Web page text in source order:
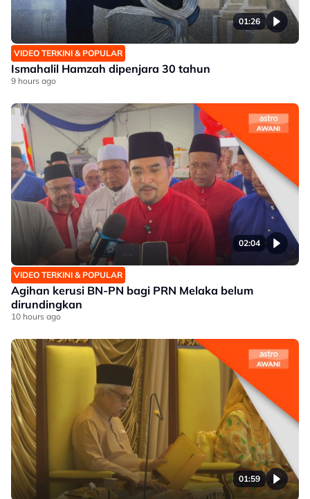
01:26
VIDEO TERKINI & POPULAR
Ismahalil Hamzah dipenjara 30 tahun
9 hours ago
02:04
VIDEO TERKINI & POPULAR
Agihan kerusi BN-PN bagi PRN Melaka belum
dirundingkan
10 hours ago
01:59